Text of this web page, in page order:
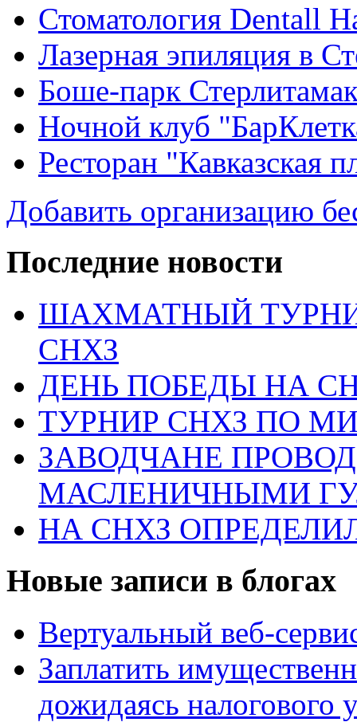
Стоматология Dentall
Лазерная эпиляция в
Боше-парк
Ночной клуб
Ресторан "Кавказская
Добавить организацию
Последние новости
ШАХМАТНЫЙ
СНХЗ
ДЕНЬ ПОБЕДЫ НА
ТУРНИР СНХЗ ПО
ЗАВОДЧАНЕ
МАСЛЕНИЧНЫМИ
НА СНХЗ
Новые записи в блогах
Вертуальный веб-
Заплатить
дожидаясь налогового